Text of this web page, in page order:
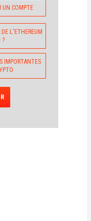
UN COMPTE
L'ETHEREUM
?
IMPORTANTES